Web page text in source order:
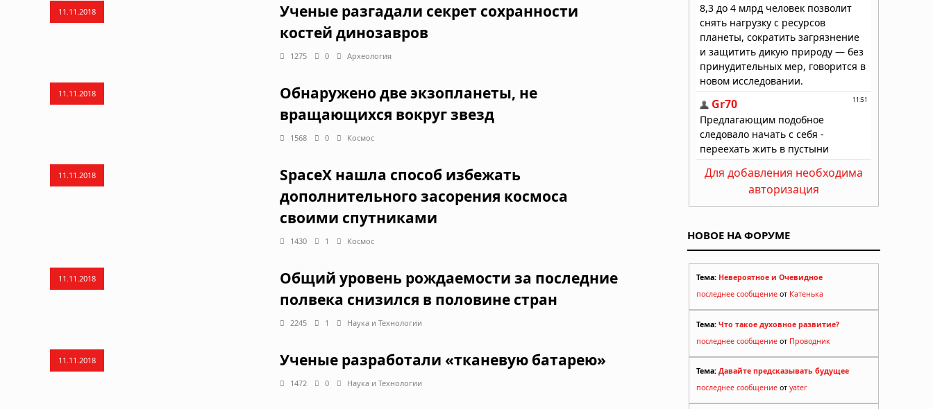
11.11.2018
Ученые разгадали секрет сохранности
костей динозавров
1275 0 Археология
11.11.2018
Обнаружено две экзопланеты, не
вращающихся вокруг звезд
1568 0 Космос
11.11.2018
SpaceX нашла способ избежать
дополнительного засорения космоса
своими спутниками
1430 1 Космос
11.11.2018
Общий уровень рождаемости за последние
полвека снизился в половине стран
2245 1 Наука и Технологии
11.11.2018 Ученые разработали «тканевую батарею»
1472 0 Наука и Технологии
Для добавления необходима
авторизация
НОВОЕ НА ФОРУМЕ
Тема: Невероятное и Очевидное
последнее сообщение от Катенька
Тема: Что такое духовное развитие?
последнее сообщение от Проводник
Тема: Давайте предсказывать будущее
последнее сообщение от yater